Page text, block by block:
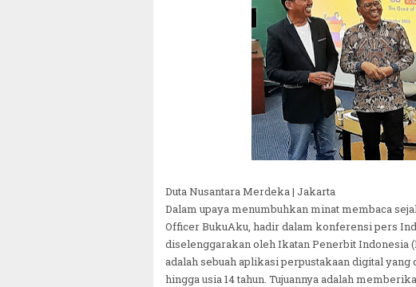
Duta Nusantara Merdeka | Jakarta
Dalam upaya menumbuhkan minat membaca
Officer BukuAku, hadir dalam konferensi pers
diselenggarakan oleh Ikatan Penerbit Indonesia
adalah sebuah aplikasi perpustakaan digital
hingga usia 14 tahun. Tujuannya adalah